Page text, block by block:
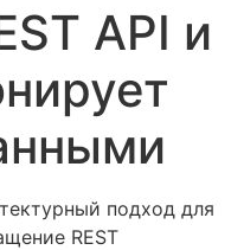
API и
подход для
REST